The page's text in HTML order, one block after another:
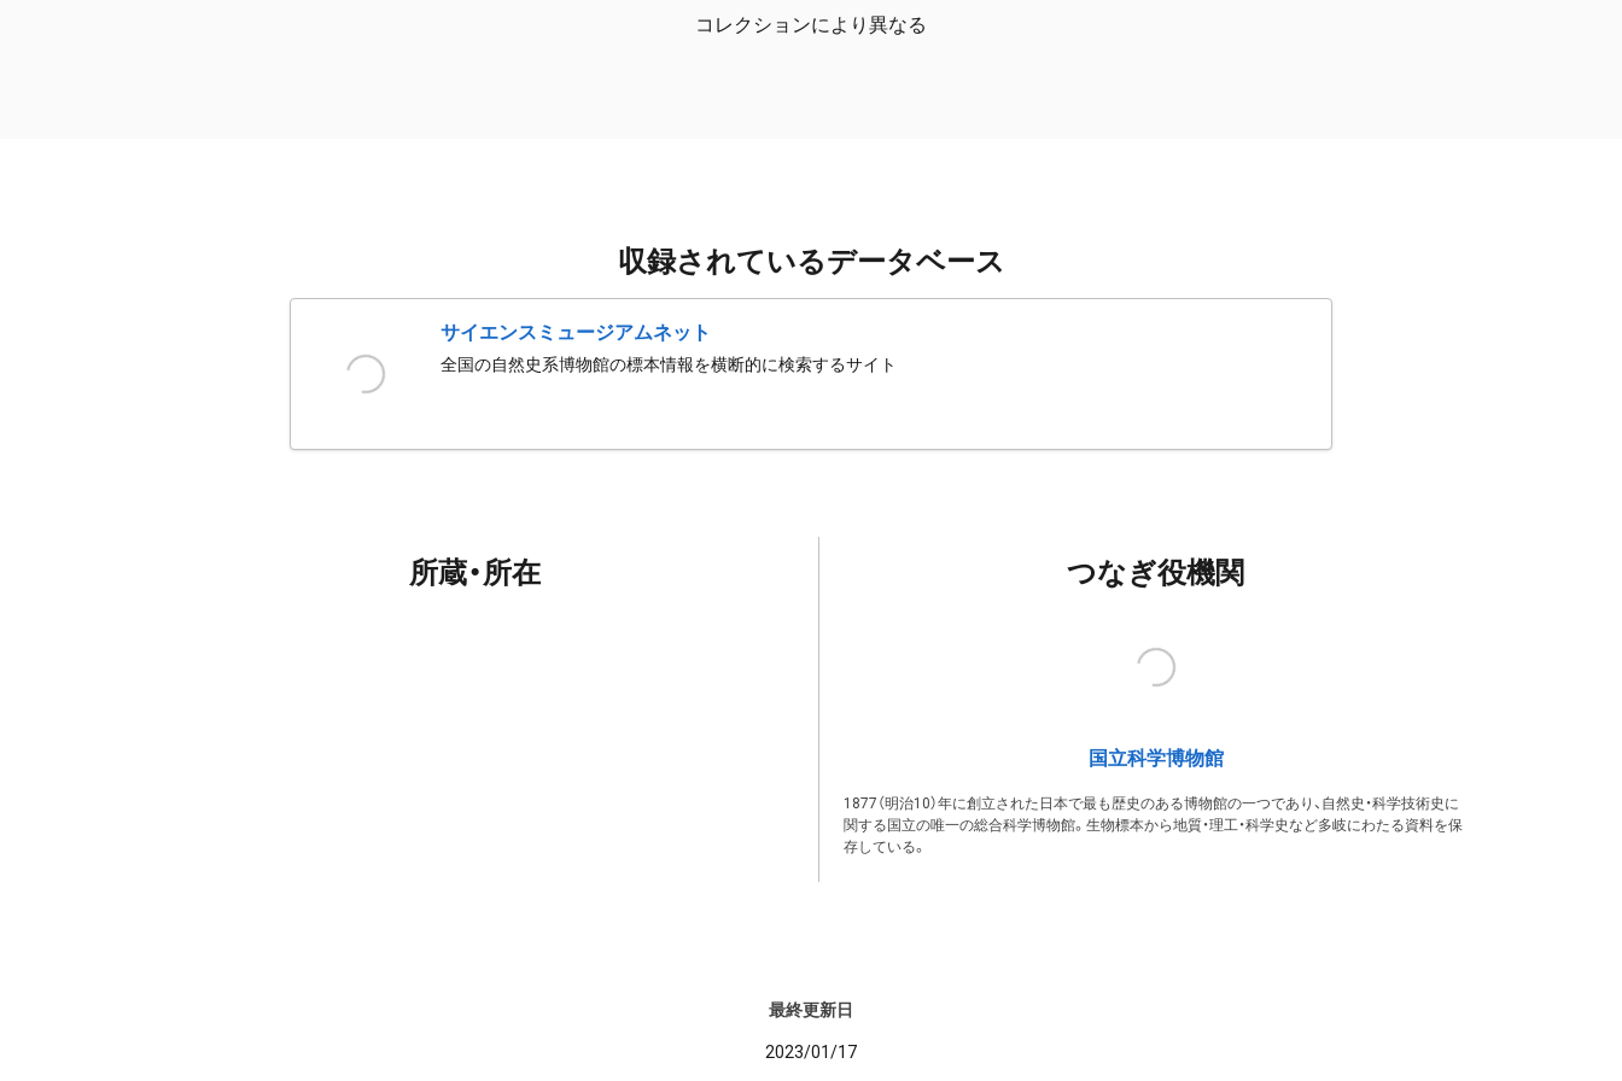
コレクションにより異なる
収録されているデータベース
サイエンスミュージアムネット
全国の自然史系博物館の標本情報を横断的に検索するサイト
所蔵・所在 つなぎ役機関
国立科学博物館
1877（明治10）年に創立された日本で最も歴史のある博物館の一つであり、自然史・科学技術史に
関する国立の唯一の総合科学博物館。生物標本から地質・理工・科学史など多岐にわたる資料を保
存している。
最終更新日
2023/01/17